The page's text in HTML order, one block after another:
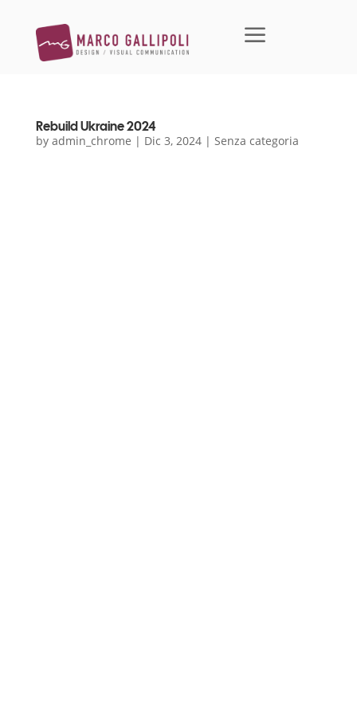
a
Rebuild Ukraine 2024
by admin_chrome | Dic 3, 2024| Senza categoria